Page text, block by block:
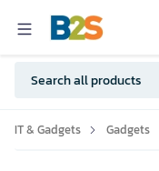
IT & Gadgets Gadgets